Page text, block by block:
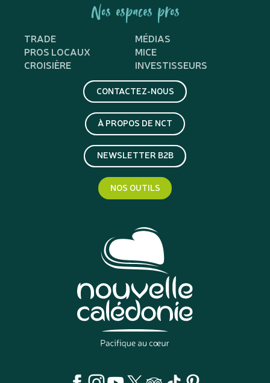
Nos espaces pros
TRADE
MÉDIAS
PROS LOCAUX
MICE
CROISIÈRE
INVESTISSEURS
CONTACTEZ-NOUS
À PROPOS DE NCT
NEWSLETTER B2B
NOS OUTILS